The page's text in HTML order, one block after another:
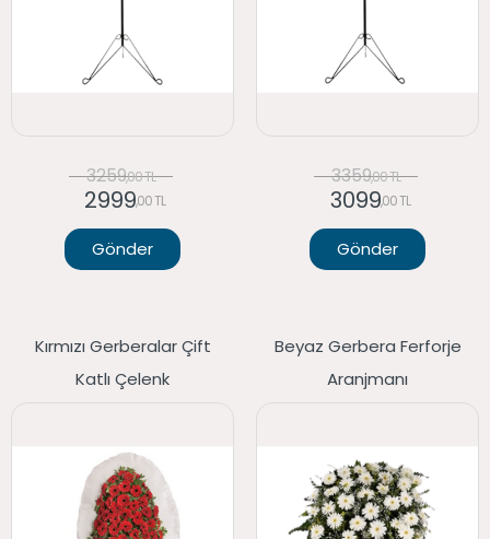
3259,00 TL
2999,00 TL
Gönder
3359,00 TL
3099,00 TL
Gönder
Kırmızı Gerberalar Çift
Katlı Çelenk
Beyaz Gerbera Ferforje
Aranjmanı